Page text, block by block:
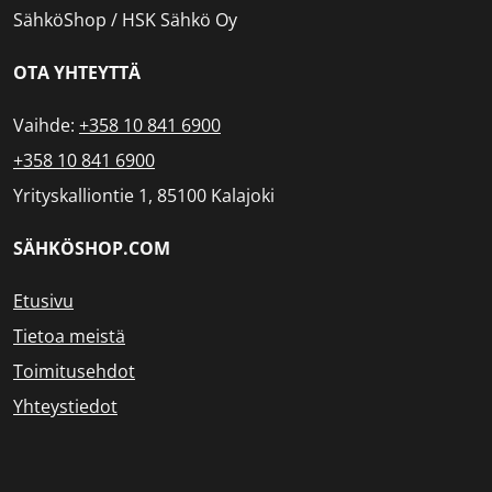
SähköShop / HSK Sähkö Oy
OTA YHTEYTTÄ
Vaihde: +358 10 841 6900
+358 10 841 6900
Yrityskalliontie 1, 85100 Kalajoki
SÄHKÖSHOP.COM
Etusivu
Tietoa meistä
Toimitusehdot
Yhteystiedot